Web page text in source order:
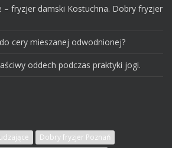
– fryzjer damski Kostuchna. Dobry fryzjer
cery mieszanej odwodnionej?
oddech podczas praktyki jogi.
Dobry fryzjer Poznań